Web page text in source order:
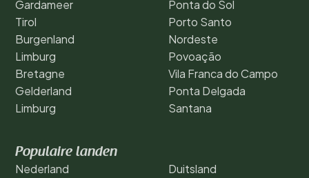
Gardameer
Tirol
Burgenland
Limburg
Bretagne
Gelderland
Limburg
Ponta do Sol
Porto Santo
Nordeste
Povoação
Vila Franca do Campo
Ponta Delgada
Santana
Populaire landen
Nederland
Duitsland